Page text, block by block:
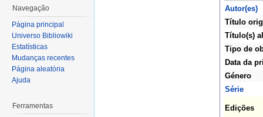
Autor(es)
Título
Título(s)
Tipo de
Data da
Género
Série
Edições
Navegação
Página principal
Universo Bibliowiki
Estatísticas
Mudanças recentes
Página aleatória
Ajuda
Ferramentas